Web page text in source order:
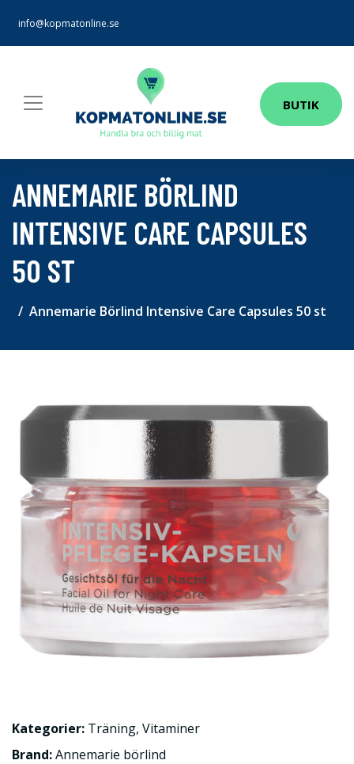
info@kopmatonline.se
BUTIK
ANNEMARIE BÖRLIND
INTENSIVE CARE CAPSULES
50 ST
Annemarie Börlind Intensive Care Capsules 50 st
Kategorier: Träning, Vitaminer
Brand:Annemarie börlind